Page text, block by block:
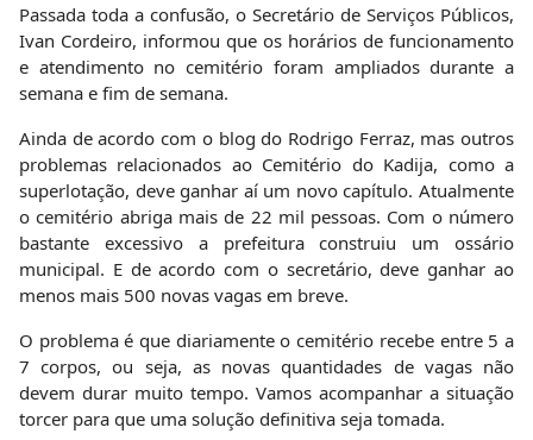
Passada toda a confusão, o Secretário de Serviços Públicos,
Ivan Cordeiro, informou que os horários de funcionamento
e atendimento no cemitério foram ampliados durante a
semana e fim de semana.
Ainda de acordo com o blog do Rodrigo Ferraz, mas outros
problemas relacionados ao Cemitério do Kadija, como a
superlotação, deve ganhar aí um novo capítulo. Atualmente
o cemitério abriga mais de 22 mil pessoas. Com o número
bastante excessivo a prefeitura construiu um ossário
municipal. E de acordo com o secretário, deve ganhar ao
menos mais 500 novas vagas em breve.
O problema é que diariamente o cemitério recebe entre 5 a
7 corpos, ou seja, as novas quantidades de vagas não
devem durar muito tempo. Vamos acompanhar a situação
torcer para que uma solução definitiva seja tomada.